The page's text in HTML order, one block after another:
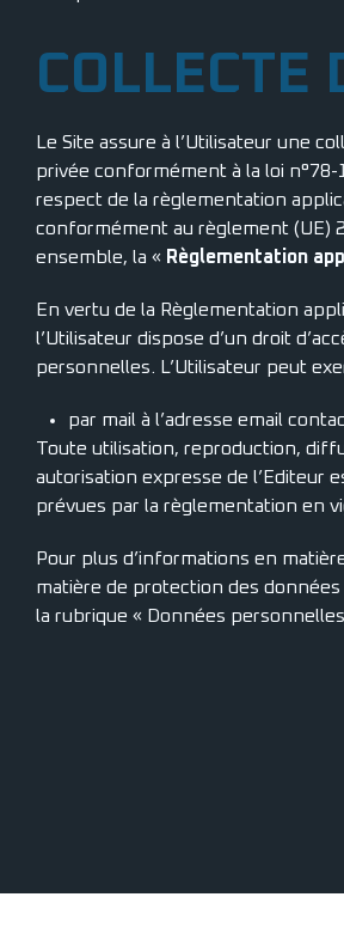
COLLECTE
Le Site assure à l’Utilisateur une
privée conformément à la loi
respect de la règlementation
conformément au règlement (UE)
ensemble, la « Règlementation
En vertu de la Règlementation
l’Utilisateur dispose d’un droit
personnelles. L’Utilisateur peut
par mail à l’adresse email
Toute utilisation, reproduction,
autorisation expresse de l’Editeur
prévues par la règlementation en
Pour plus d’informations en
matière de protection des
la rubrique « Données personnelles